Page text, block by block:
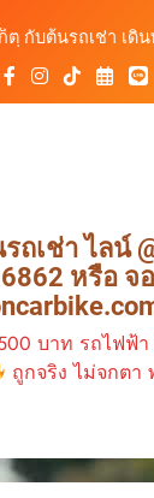
การใช้งาน ครบทุ
ช่า ทางเลือกใหม่ขอ
ะหยัด และทันสมัย
กับต้นรถเช่า เดินท
มต้นเพียง 150 บา
นการใช้งาน ครบ
นทางในภูเก็ต
ช่า ทางเลือกใหม่ข
ะหยัด และทันสมัย
เก็ต ราคาประหยั
ถเช่า ไลน์
หรือ จ
บาท รถไฟฟ้
ถูกจริง ไม่จกต